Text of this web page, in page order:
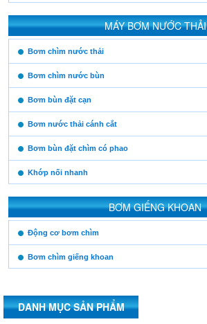
MÁY BƠM NƯỚC THẢI
https:/www.high-
endrolex.com/13
Bơm chìm nước thải
Bơm chìm nước bùn
Bơm bùn đặt cạn
Bơm nước thải cánh cắt
Bơm bùn đặt chìm có phao
Khớp nối nhanh
BƠM GIẾNG KHOAN
https:/www.high-
endrolex.com/13
Động cơ bơm chìm
Bơm chìm giếng khoan
DANH MỤC SẢN PHẨM